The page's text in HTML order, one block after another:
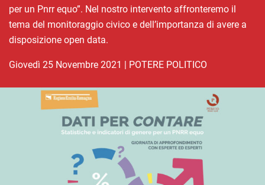
per un Pnrr equo”. Nel nostro intervento affronteremo il
tema del monitoraggio civico e dell’importanza di avere a
disposizione open data.
giovedì 25 Novembre 2021 | POTERE POLITICO